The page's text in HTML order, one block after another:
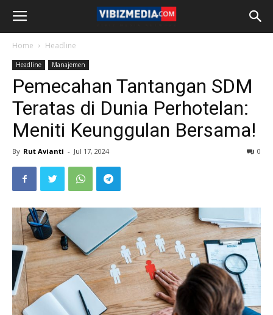
Home Headline
Headline Manajemen
Pemecahan Tantangan SDM
Teratas di Dunia Perhotelan:
Meniti Keunggulan Bersama!
By Rut Avianti - Jul 17, 2024 0